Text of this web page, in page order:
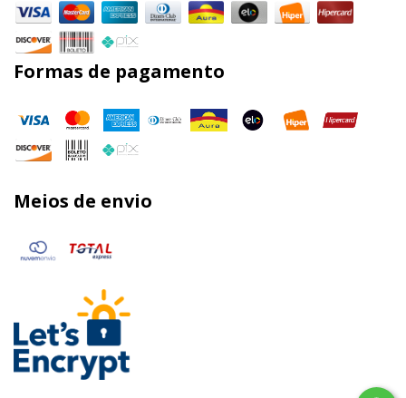
Formas de pagamento
Meios de envio